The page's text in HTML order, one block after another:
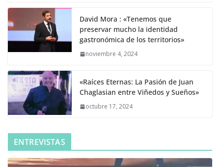
David Mora : «Tenemos que
preservar mucho la identidad
gastronómica de los territorios»
noviembre 4, 2024
«Raíces Eternas: La Pasión de Juan
Chaglasian entre Viñedos y Sueños»
octubre 17, 2024
ENTREVISTAS